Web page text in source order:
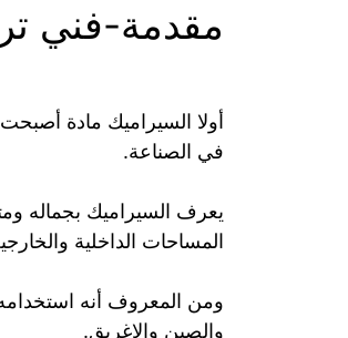
مقدمة-فني
أولا السيراميك مادة
في الصناعة.
يعرف السيراميك بجماله
المساحات الداخلية
ومن المعروف أنه
والصين والإغريق.